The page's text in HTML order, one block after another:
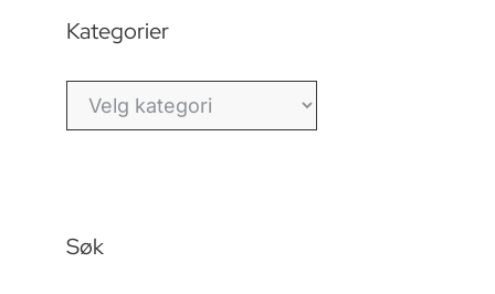
Kategorier
Kategorier
Søk